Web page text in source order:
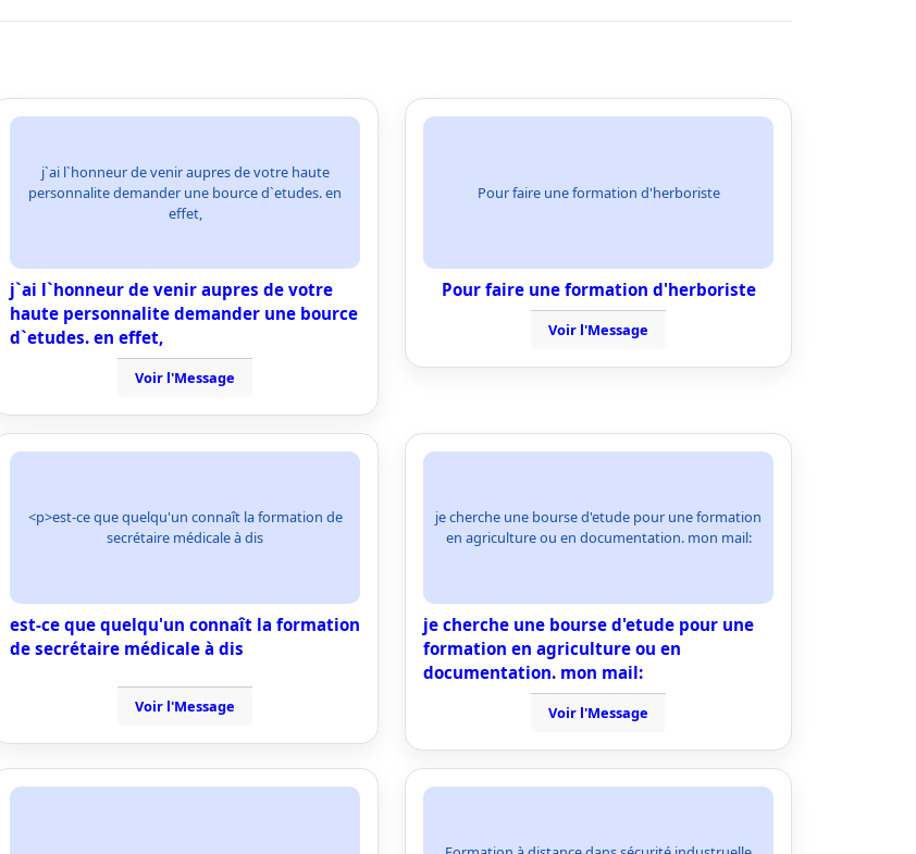
j`ai l`honneur de venir aupres de votre haute
personnalite demander une bource d`etudes. en
effet,
j`ai l`honneur de venir aupres de votre
haute personnalite demander une bource
d`etudes. en effet,
Voir l'Message
Pour faire une formation d'herboriste
Pour faire une formation d'herboriste
Voir l'Message
<p>est-ce que quelqu'un connaît la formation de
secrétaire médicale à dis
est-ce que quelqu'un connaît la formation
de secrétaire médicale à dis
Voir l'Message
je cherche une bourse d'etude pour une formation
en agriculture ou en documentation. mon mail:
je cherche une bourse d'etude pour une
formation en agriculture ou en
documentation. mon mail:
Voir l'Message